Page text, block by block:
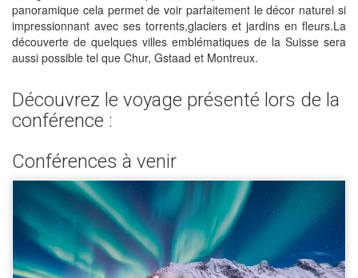
panoramique cela permet de voir parfaitement le décor naturel si
impressionnant avec ses torrents,glaciers et jardins en fleurs.La
découverte de quelques villes emblématiques de la Suisse sera
aussi possible tel que Chur, Gstaad et Montreux.
Découvrez le voyage présenté lors de la
conférence :
Conférences à venir